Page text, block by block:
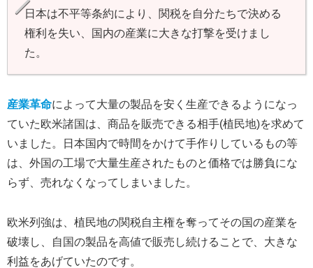
日本は不平等条約により、関税を自分たちで決める
権利を失い、国内の産業に大きな打撃を受けまし
た。
産業革命によって大量の製品を安く生産できるようになっ
ていた欧米諸国は、商品を販売できる相手(植民地)を求めて
いました。日本国内で時間をかけて手作りしているもの等
は、外国の工場で大量生産されたものと価格では勝負にな
らず、売れなくなってしまいました。
欧米列強は、植民地の関税自主権を奪ってその国の産業を
破壊し、自国の製品を高値で販売し続けることで、大きな
利益をあげていたのです。